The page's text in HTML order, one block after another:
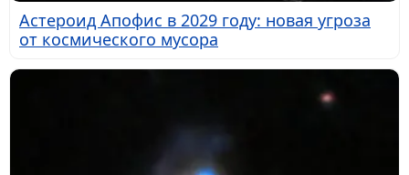
Астероид Апофис в 2029 году: новая угроза
от космического мусора